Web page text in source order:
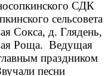
СДК
сельсовета
Сокса, д. Глядень,
Роща. Ведущая
праздником
песни